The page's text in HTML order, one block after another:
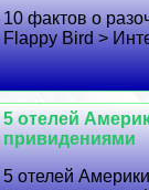
10 фактов о
Flappy Bird >
5 отелей
привидениями
5 отелей